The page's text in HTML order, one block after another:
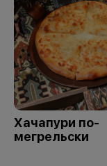
Хачапури по-
мегрельски